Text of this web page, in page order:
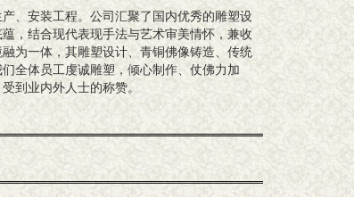
、安装工程。公司汇聚了国内优秀的雕塑设
，结合现代表现手法与艺术审美情怀，兼收
为一体，其雕塑设计、青铜佛像铸造、传统
全体员工虔诚雕塑，倾心制作、仗佛力加
到业内外人士的称赞。